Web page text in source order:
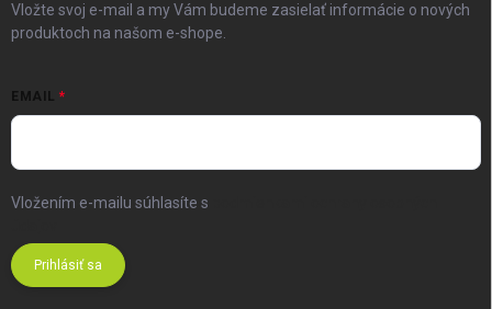
Vložte svoj e-mail a my Vám budeme zasielať informácie o nových
produktoch na našom e-shope.
EMAIL
Vložením e-mailu súhlasíte s
Prihlásiť sa